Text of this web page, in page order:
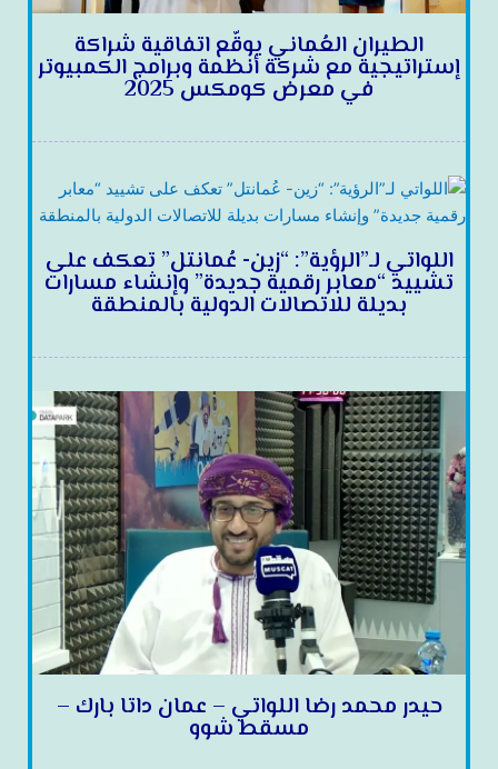
الطيران العُماني يوقّع اتفاقية شراكة
إستراتيجية مع شركة أنظمة وبرامج الكمبيوتر
في معرض كومكس 2025
اللواتي لـ”الرؤية”: “زين- عُمانتل” تعكف على
تشييد “معابر رقمية جديدة” وإنشاء مسارات
بديلة للاتصالات الدولية بالمنطقة
حيدر محمد رضا اللواتي – عمان داتا بارك –
مسقط شوو